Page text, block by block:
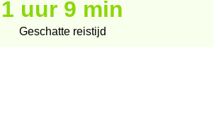
1 uur 9 min
Geschatte reistijd